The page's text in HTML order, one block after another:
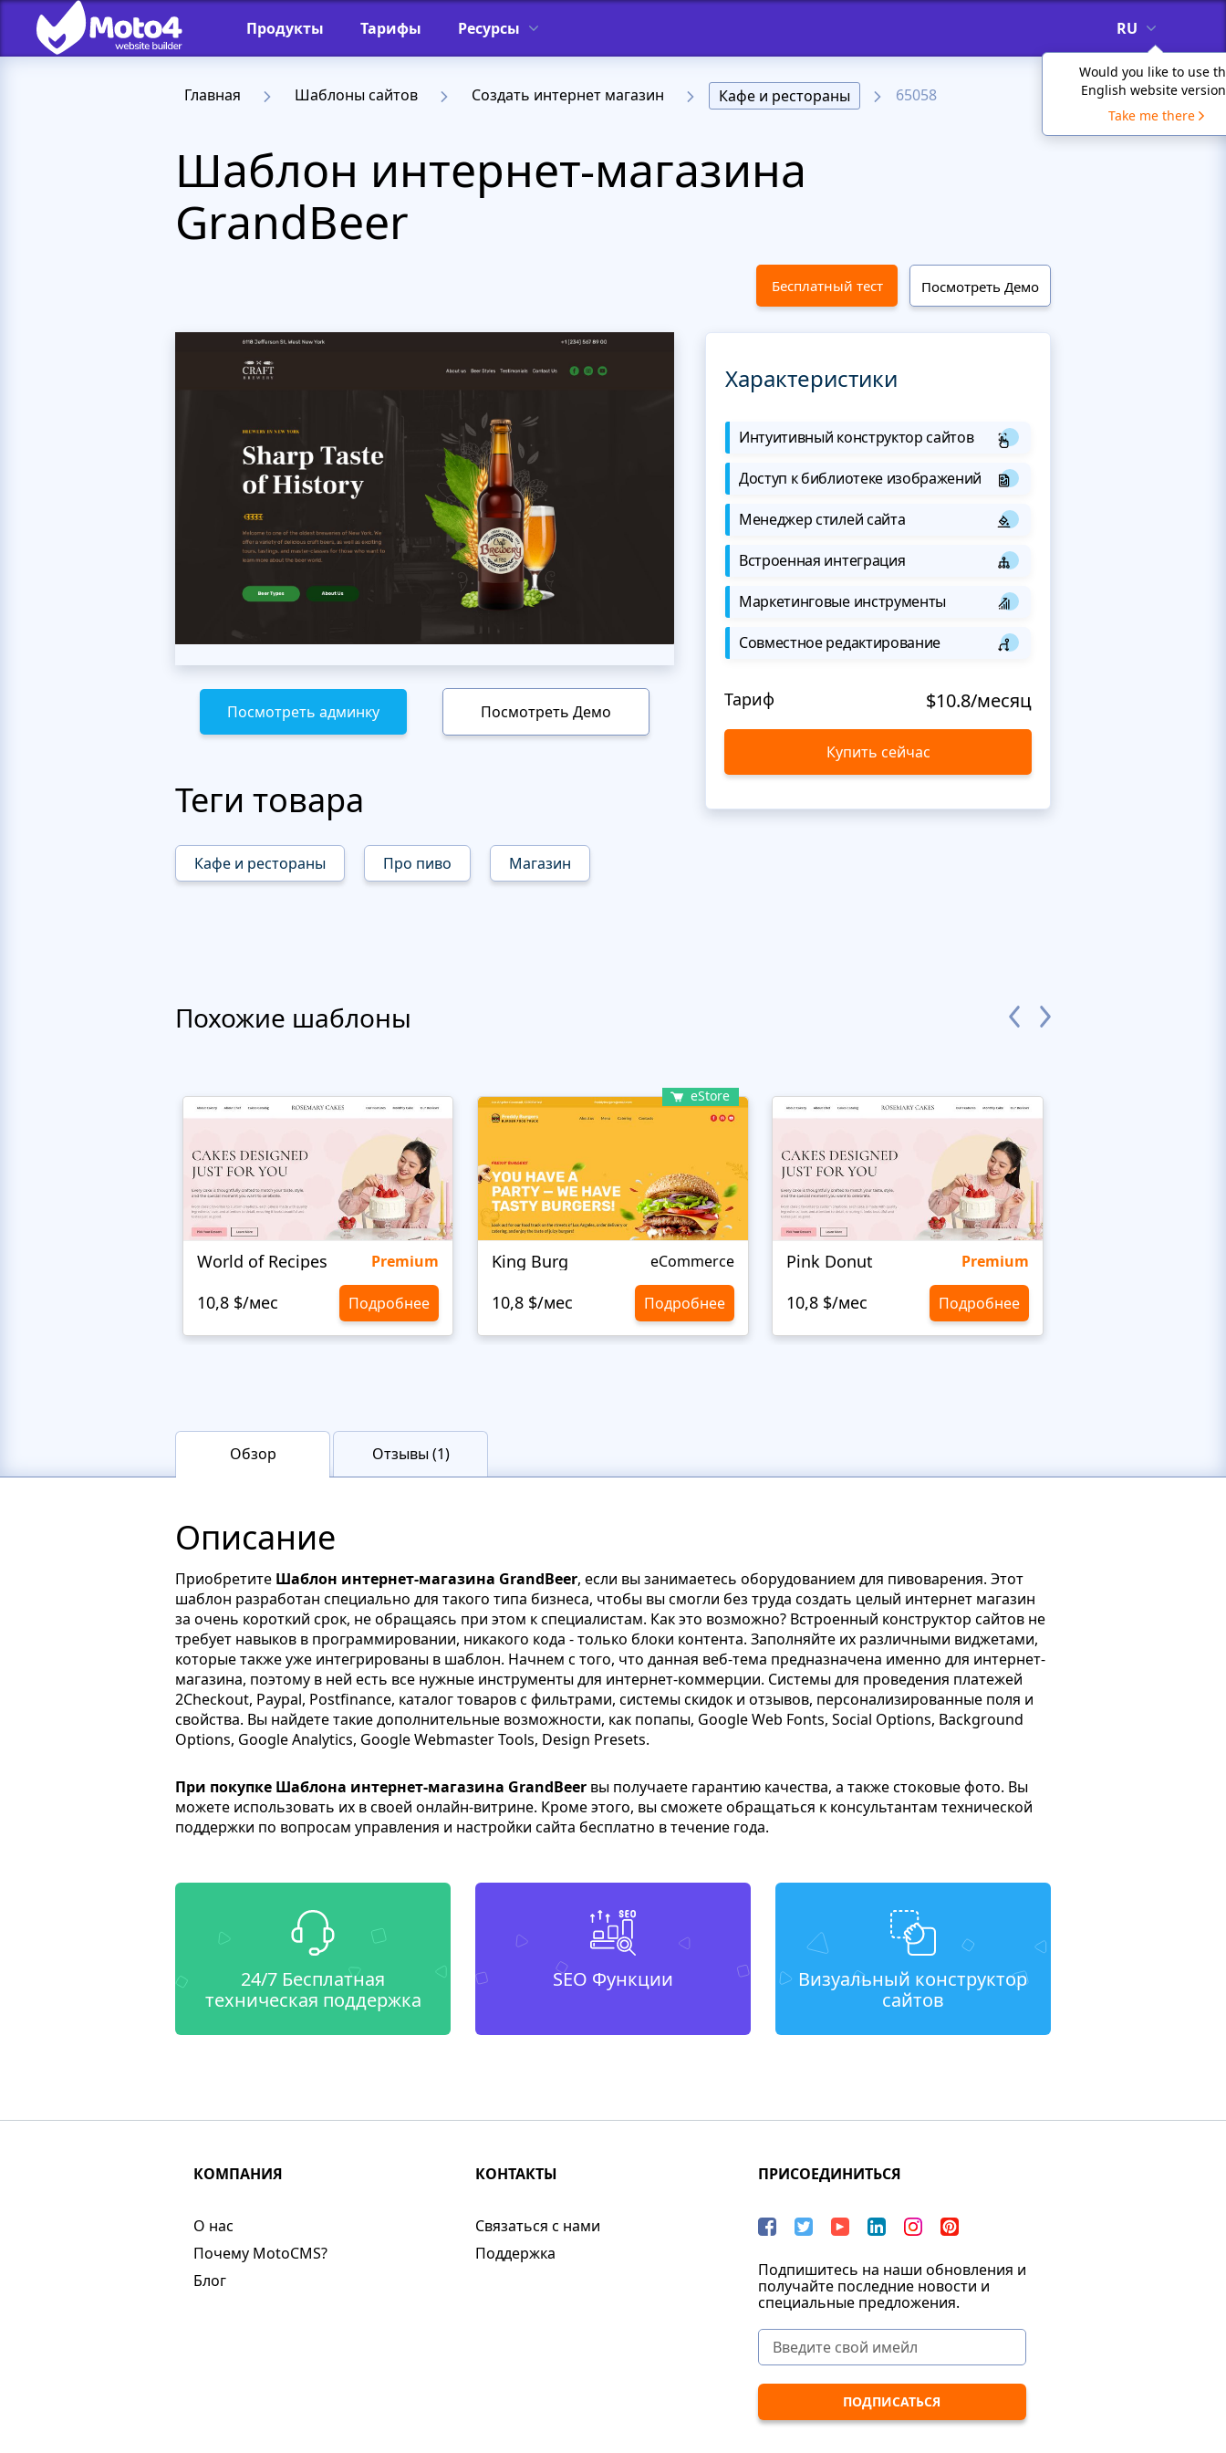
Продукты Тарифы Ресурсы RU
Would you like to use
English website
Take me there
Главная Шаблоны сайтов Создать интернет магазин Кафе и рестораны 65058
Шаблон интернет-магазина
GrandBeer
Бесплатный тест Посмотреть Демо
Посмотреть админку Посмотреть Демо
Теги товара
Кафе и рестораны Про пиво Магазин
Характеристики
Интуитивный конструктор сайтов
Доступ к библиотеке изображений
Менеджер стилей сайта
Встроенная интеграция
Маркетинговые инструменты
Совместное редактирование
Тариф $10.8/месяц
Купить сейчас
Похожие шаблоны
World of Recipes Premium
10,8 $/мес Подробнее
eStore
King Burg eCommerce
10,8 $/мес Подробнее
Pink Donut Premium
10,8 $/мес Подробнее
Обзор Отзывы (1)
Описание
Приобретите Шаблон интернет-магазина GrandBeer, если вы занимаетесь оборудованием для пивоварения. Этот
шаблон разработан специально для такого типа бизнеса, чтобы вы смогли без труда создать целый интернет магазин
за очень короткий срок, не обращаясь при этом к специалистам. Как это возможно? Встроенный конструктор сайтов не
требует навыков в программировании, никакого кода - только блоки контента. Заполняйте их различными виджетами,
которые также уже интегрированы в шаблон. Начнем с того, что данная веб-тема предназначена именно для интернет-
магазина, поэтому в ней есть все нужные инструменты для интернет-коммерции. Системы для проведения платежей
2Checkout, Paypal, Postfinance, каталог товаров с фильтрами, системы скидок и отзывов, персонализированные поля и
свойства. Вы найдете такие дополнительные возможности, как попапы, Google Web Fonts, Social Options, Background
Options, Google Analytics, Google Webmaster Tools, Design Presets.
При покупке Шаблона интернет-магазина GrandBeer вы получаете гарантию качества, а также стоковые фото. Вы
можете использовать их в своей онлайн-витрине. Кроме этого, вы сможете обращаться к консультантам технической
поддержки по вопросам управления и настройки сайта бесплатно в течение года.
24/7 Бесплатная
техническая поддержка
SEO Функции
Визуальный конструктор
сайтов
КОМПАНИЯ
О нас​
Почему MotoCMS?
Блог
КОНТАКТЫ
Связаться с нами
Поддержка
ПРИСОЕДИНИТЬСЯ
Подпишитесь на наши обновления и
получайте последние новости и
специальные предложения.